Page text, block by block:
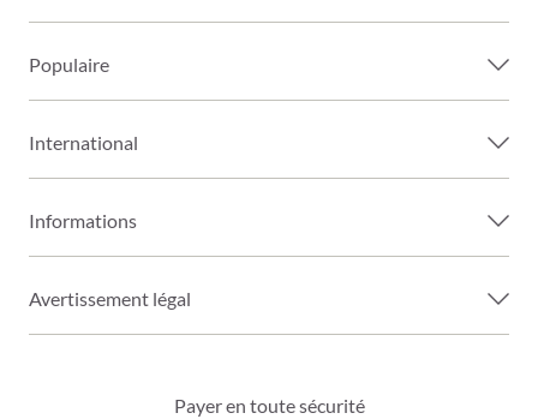
Populaire
International
Informations
Avertissement légal
Payer en toute sécurité